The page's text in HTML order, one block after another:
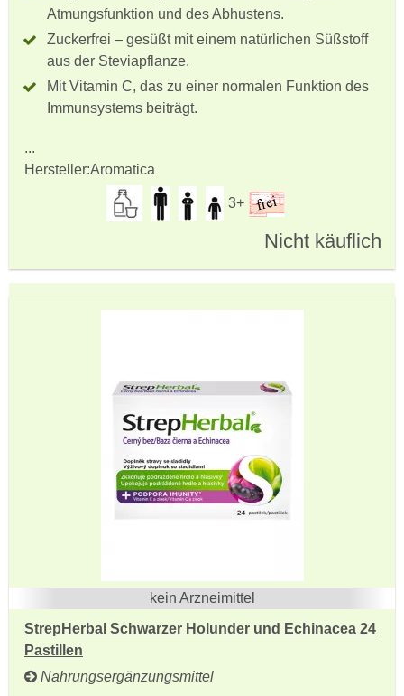
Atmungsfunktion und des Abhustens.
Zuckerfrei – gesüßt mit einem natürlichen Süßstoff
aus der Steviapflanze.
Mit Vitamin C, das zu einer normalen Funktion des
Immunsystems beiträgt.
...
Hersteller:Aromatica
3+
Nicht käuflich
kein Arzneimittel
StrepHerbal Schwarzer Holunder und Echinacea 24
Pastillen
Nahrungsergänzungsmittel